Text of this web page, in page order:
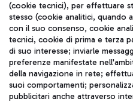
(cookie tecnici), per effettuare
stesso (cookie analitici, quando
con il suo consenso, cookie
tecnici, cookie di prima e terza
di suo interesse; inviarle
preferenze manifestate
della navigazione in rete;
suoi comportamenti;
pubblicitari anche attraverso